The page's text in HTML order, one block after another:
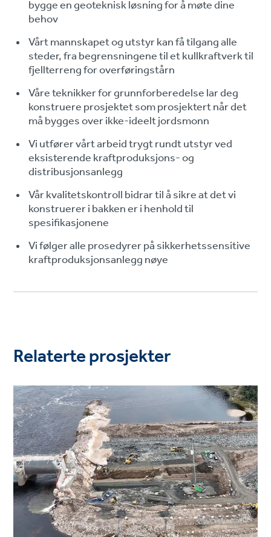
bygge en geoteknisk løsning for å møte dine
behov
Vårt mannskapet og utstyr kan få tilgang alle
steder, fra begrensningene til et kullkraftverk til
fjellterreng for overføringstårn
Våre teknikker for grunnforberedelse lar deg
konstruere prosjektet som prosjektert når det
må bygges over ikke-ideelt jordsmonn
Vi utfører vårt arbeid trygt rundt utstyr ved
eksisterende kraftproduksjons- og
distribusjonsanlegg
Vår kvalitetskontroll bidrar til å sikre at det vi
konstruerer i bakken er i henhold til
spesifikasjonene
Vi følger alle prosedyrer på sikkerhetssensitive
kraftproduksjonsanlegg nøye
Relaterte prosjekter
Project
image